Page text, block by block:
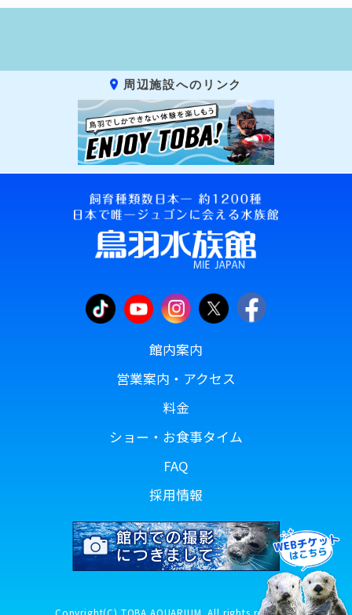
周辺施設へのリンク
館内案内
営業案内・アクセス
料金
ショー・お食事タイム
FAQ
採用情報
Copyright(C) TOBA AQUARIUM. All rights reserved.